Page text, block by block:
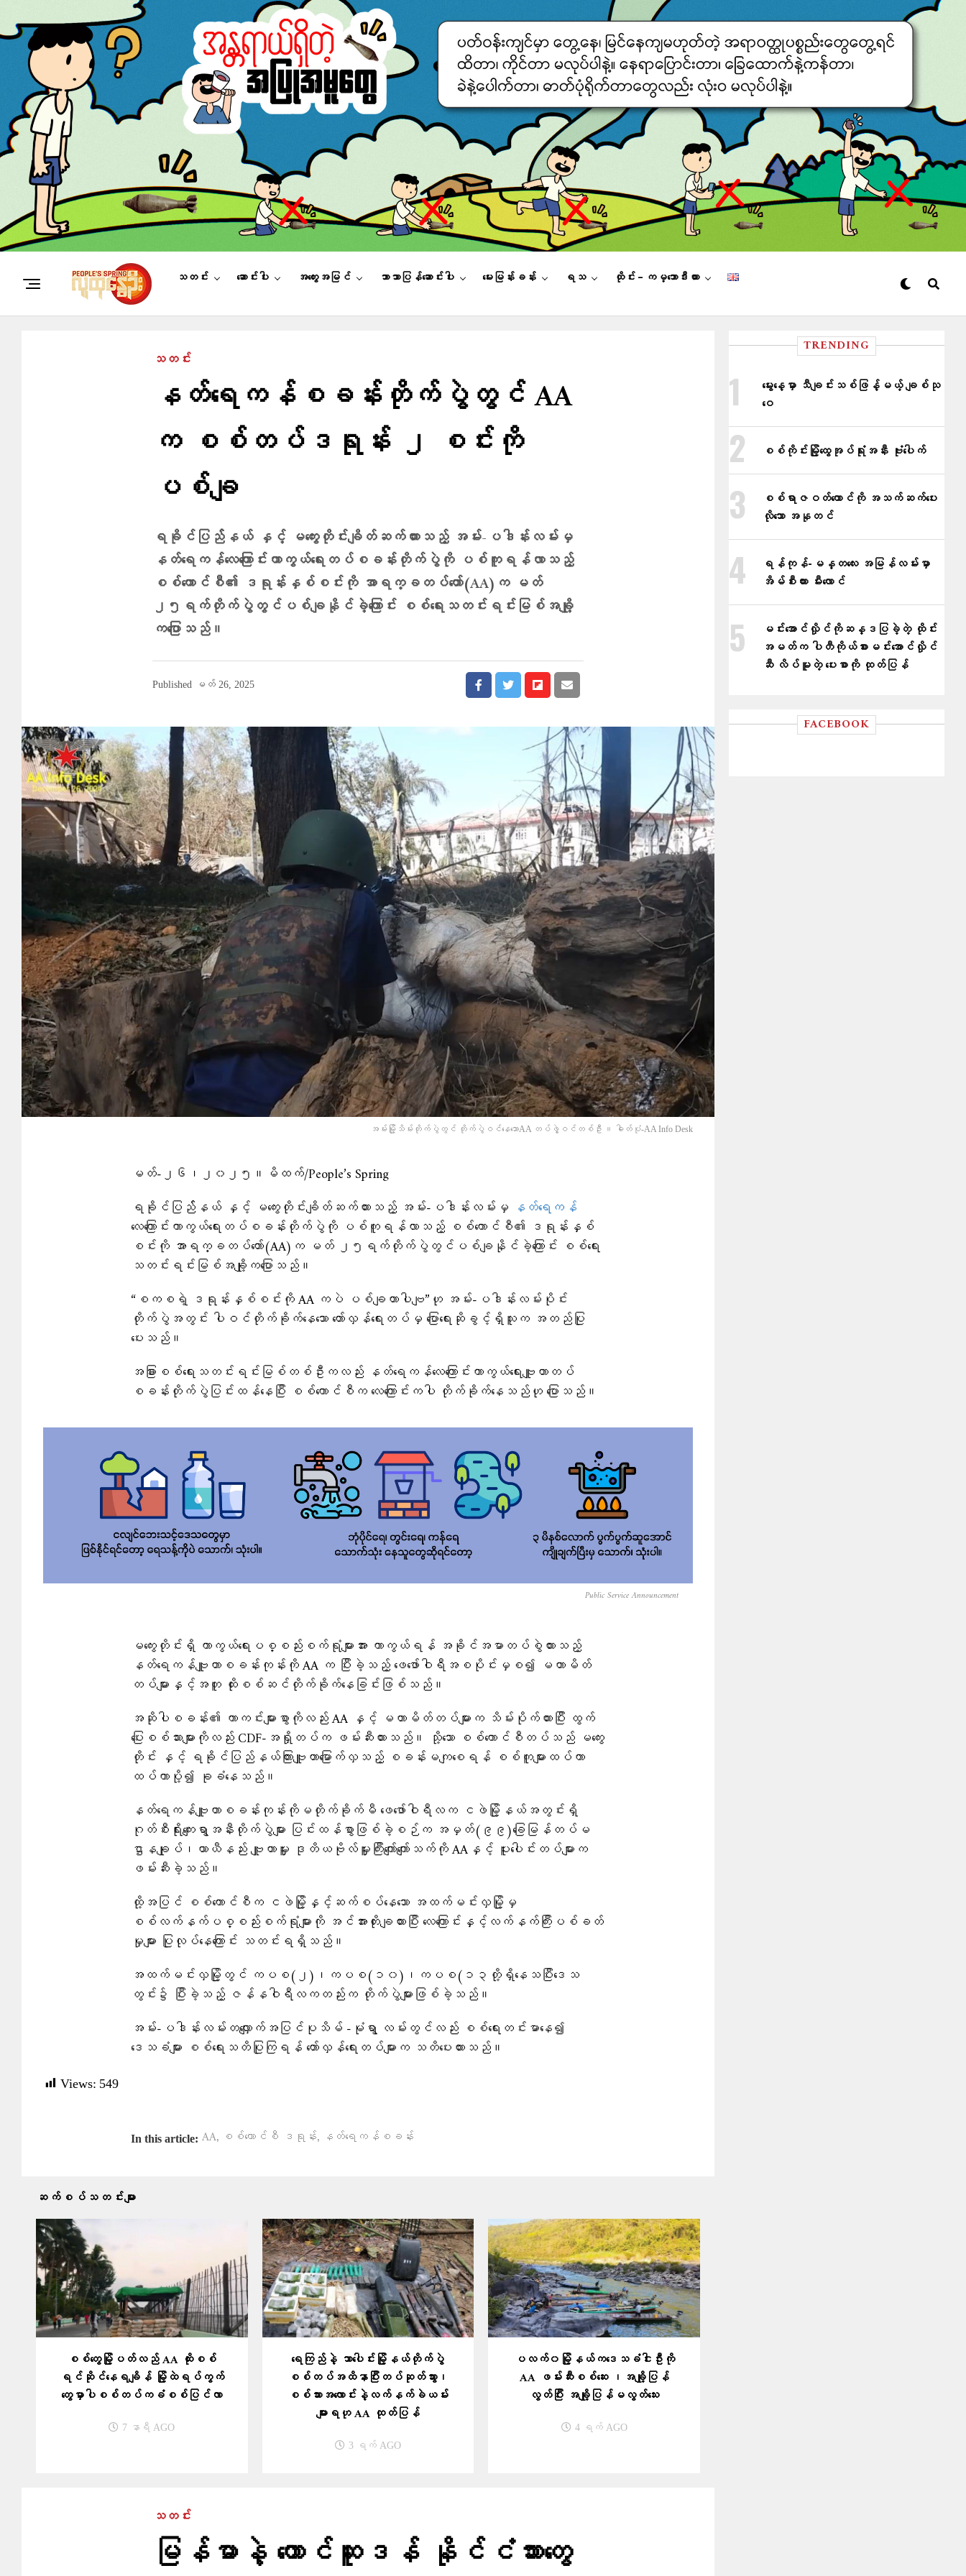
သတင်း ဆောင်းပါး အတွေးအမြင် ဘာသာပြန်ဆောင်းပါး မေးမြန်းခန်း ရသ ထိုင်း – ကမ္ဘောဒီးယား
သတင်း
နတ်​ရေကန်စခန်းတိုက်ပွဲတွင် AA
က စစ်တပ်ဒရုန်း ၂ စင်းကို
ပစ်ချ
ရခိုင်ပြည််နယ် နှင့် မကွေးတိုင်းချိတ်ဆက်ထားသည့် အမ်း-ပဒါန်းလမ်းမှ
နတ်ရေကန်လေကြောင်းကာကွယ်ရေးတပ်စခန်းတိုက်ပွဲကို ပစ်ကူရန်လာသည့်
စစ်ကောင်စီ၏ ဒရုန်းနှစ်စင်းကို အာရက္ခတပ်တော်(AA)က မတ်
၂၅ရက်တိုက်ပွဲတွင်ပစ်ချနိုင်ခဲ့ကြောင်း စစ်ရေးသတင်းရင်းမြစ်အချို့
ကပြောသည်။
Published မတ် 26, 2025
အမ်းမြို့သိမ်းတိုက်ပွဲတွင် တိုက်ပွဲဝင်​​နေ​သောAA တပ်ဖွဲ့ဝင်တစ်ဦး ။ ဓါတ်ပုံ-AA Info Desk
မတ်-၂၆၊၂၀၂၅။မိထက်/People’s Spring
ရခိုင်ပြည််နယ် နှင့် မကွေးတိုင်းချိတ်ဆက်ထားသည့် အမ်း-ပဒါန်းလမ်းမှ နတ်ရေကန်
လေကြောင်းကာကွယ်ရေးတပ်စခန်းတိုက်ပွဲကို ပစ်ကူရန်လာသည့် စစ်ကောင်စီ၏ ဒရုန်းနှစ်
စင်းကို အာရက္ခတပ်တော်(AA)က မတ် ၂၅ရက်တိုက်ပွဲတွင်ပစ်ချနိုင်ခဲ့ကြောင်း စစ်ရေး
သတင်းရင်းမြစ်အချို့ကပြောသည်။
“စကစရဲ့ ဒရုန်းနှစ်စင်းကို AA ကပဲ ပစ်ချတာပါဗျ”ဟု အမ်း-ပဒါန်းလမ်းပိုင်း
တိုက်ပွဲအတွင်း ပါဝင်တိုက်ခိုက်နေသော တော်လှန်ရေးတပ်မှ ပြောရေးဆိုခွင့်ရှိသူက အတည်ပြု
ပေးသည်။
အခြားစစ်ရေးသတင်းရင်းမြစ်တစ်ဦးကလည်း နတ်ရေကန်လေကြောင်းကာကွယ်ရေးဗျူဟာတပ်
စခန်းတိုက်ပွဲပြင်းထန်နေပြီး စစ်ကောင်စီက လေကြောင်းကပါ တိုက်ခိုက်နေသည်ဟု ပြောသည်။
Public Service Announcement
မကွေးတိုင်းရှိ ကာကွယ်ရေးပစ္စည်းစက်ရုံများအား ကာကွယ်ရန် အခိုင်အမာတပ်စွဲထားသည့်
နတ်ရေကန်ဗျူဟာစခန်းကုန်းကို AA က ပြီးခဲ့သည့် ဖေဖော်ဝါရီအစပိုင်းမှစ၍ မဟာမိတ်
တပ်များနှင့်အတူ ထိုးစစ်ဆင်တိုက်ခိုက်နေခြင်းဖြစ်သည်။
အဆိုပါစခန်း၏ ကာကင်းများစွာကိုလည်း AA နှင့် မဟာမိတ်တပ်များက သိမ်းပိုက်ထားပြီး ထွက်​
ပြေးစစ်သားများကိုလည်း CDF-အရှိုတပ်က ဖမ်းဆီးထားသည်။ သို့​သော စစ်​ကောင်စီတပ်သည် မ​ကွေး
တိုင်း နှင့် ရခိုင်ပြည်နယ်ကြားဗျူဟာ​မြောက်လှသည့် စခန်းမကျ​စေရန် စစ်ကူများထပ်ကာ
ထပ်ကာပို့၍ ခုခံ​နေသည်။
နတ်ရေကန်ဗျူဟာစခန်းကုန်းကိုမတိုက်ခိုက်မီ ဖေဖော်ဝါရီလက ငဖဲမြို့နယ်အတွင်းရှိ
ဂုတ်စီးရိုးကျေးရွာအနီးတိုက်ပွဲများ ပြင်းထန်စွာဖြစ်ခဲ့စဉ်က အမှတ်(၉၉)ခြေမြန်တပ်မ
ဌာနချုပ်၊ယာယီနည်း ဗျူဟာမှူး ဒုတိယဗိုလ်မှူးကြီးကျော်ကျော်သက်ကို AAနှင့် ပူးပေါင်းတပ်များက
ဖမ်းဆီးခဲ့သည်။
ထို့အပြင် စစ်ကောင်စီက ငဖဲမြို့နှင့်ဆက်စပ်နေသော အထက်မင်းလှမြို့မှ
စစ်လက်နက်ပစ္စည်းစက်ရုံများကို အင်အားတိုးချထားပြီး လေကြောင်းနှင့်လက်နက်ကြီးပစ်ခတ်
မှုများ ပြုလုပ်နေကြောင်း သတင်းရရှိသည်။
အထက်မင်းလှမြို့တွင် ကပစ(၂)၊ကပစ(၁၀)၊ကပစ(၁၃တို့ရှိနေသပြီးဒေသ
တွင်း၌ ပြီးခဲ့သည့် ဇန်နဝါရီလကတည်းက တိုက်ပွဲများဖြစ်ခဲ့သည်။
အမ်း-ပဒါန်းလမ်းတလျှောက်အပြင်ပုသိမ် -မုံရွာ လမ်းတွင်လည်း စစ်ရေးတင်းမာနေ၍
ဒေသခံများ စစ်ရေးသတိပြုကြရန် တော်လှန်ရေးတပ်များက သတိပေးထားသည်။
Views: 549
In this article: AA, စစ်ကောင်စီ ဒရုန်း, နတ်ရေကန်စခန်း
ဆက်စပ်သတင်းများ
စစ်တွေမြို့ပတ်လည် AA ထိုးစစ်
ရင်ဆိုင်နေရချိန် မြို့ထဲရပ်ကွက်
တွေမှာပါစစ်တပ်ကခံစစ်ပြင်လာ
7 နာရီ AGO
ရေကြည်နဲ့ သာပေါင်းမြို့နယ်တိုက်ပွဲ
စစ်တပ်အထိနာပြီးတပ်ဆုတ်သွား၊
စစ်သားအလောင်းနဲ့လက်နက်ခဲယမ်း
များရဟု AA ထုတ်ပြန်
3 ရက် AGO
ပလက်၀မြို့နယ်ကဒေသခံငါးဦးကို
AA ဖမ်းဆီးစစ်​ဆေး ၊အချို့ပြန်
လွတ်ပြီး အချို့ပြန်မလွတ်​သေး
4 ရက် AGO
သတင်း
မြန်မာနဲ့ တောင်ဆူဒန် နိုင်ငံသားတွေ
TRENDING
မွေးနေ့မှာ သီချင်းသစ်ဖြန့်မယ့် ချစ်သု
ဝေ
စစ်ကိုင်းမြို့ထွေအုပ်ရုံးအနီး ဗုံးပေါက်
စစ်ရာဇဝတ်ကောင်ကို အသက်ဆက်ပေး
လိုသော အနုတင်
ရန်ကုန်-မန္တလေး အမြန်လမ်းမှာ
အိမ်စီးကား မီးလောင်
မင်းအောင်လှိုင်ကိုဆန္ဒပြခဲ့တဲ့ ထိုင်း
အမတ်က ပါတီကိုယ်စားမင်းအောင်လှိုင်
ဆီ လိပ်မူတဲ့ ပေးစာကို ထုတ်ပြန်
FACEBOOK